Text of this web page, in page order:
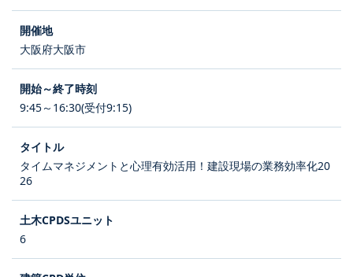
大阪府大阪市
9:45～16:30(受付9:15)
タイムマネジメントと心理有効活用！建設現場の業務効率化20
26
6